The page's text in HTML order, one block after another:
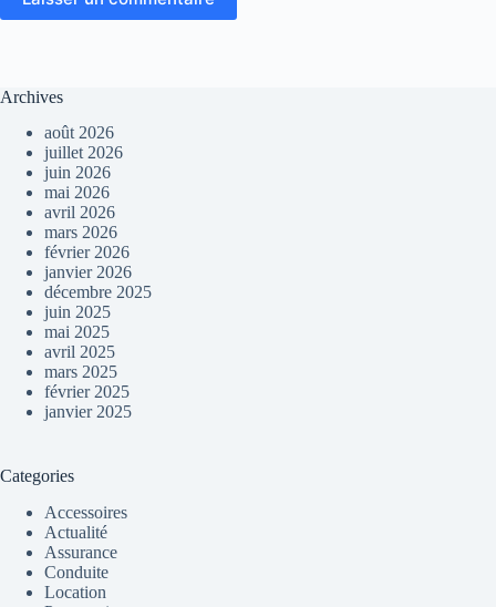
Archives
août 2026
juillet 2026
juin 2026
mai 2026
avril 2026
mars 2026
février 2026
janvier 2026
décembre 2025
juin 2025
mai 2025
avril 2025
mars 2025
février 2025
janvier 2025
Categories
Accessoires
Actualité
Assurance
Conduite
Location